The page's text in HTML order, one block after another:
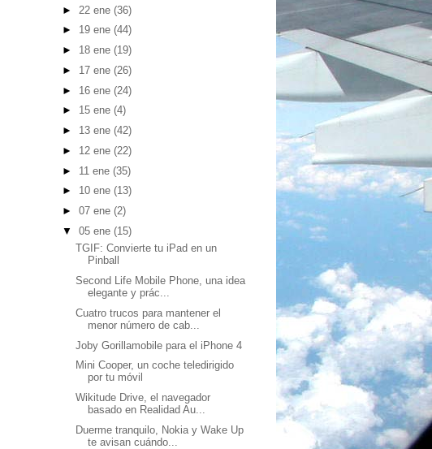
► 22 ene(36)
► 19 ene(44)
► 18 ene(19)
► 17 ene(26)
► 16 ene(24)
► 15 ene(4)
► 13 ene(42)
► 12 ene(22)
► 11 ene(35)
► 10 ene(13)
►07 ene(2)
▼05 ene(15)
TGIF: Convierte tu iPad en un
Pinball
Second Life Mobile Phone, una idea
elegante y prác...
Cuatro trucos para mantener el
menor número de cab...
Joby Gorillamobile para el iPhone 4
Mini Cooper, un coche teledirigido
por tu móvil
Wikitude Drive, el navegador
basado en Realidad Au...
Duerme tranquilo, Nokia y Wake Up
te avisan cuándo...